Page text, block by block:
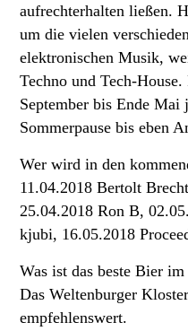
aufrechterhalten ließen.
um die vielen
elektronischen Musik,
Techno und Tech-
September bis Ende
Sommerpause bis eben
Wer wird in den
11.04.2018 Bertolt
25.04.2018 Ron B,
kjubi, 16.05.2018
Was ist das beste Bier
Das Weltenburger
empfehlenswert.